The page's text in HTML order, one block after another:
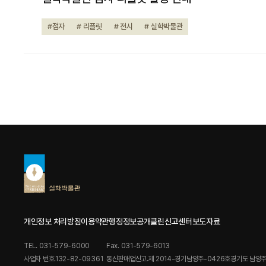
#점자 # 리플릿 # 전시 # 실학박물관
개인정보 처리방침이용약관행정정보공개클린신고센터 보도자료
TEL. 031-579-6000
Fax. 031-579-6013
사업자 번호.132-82-09361 통신판매업신고.제 2014-경기남양주-0426호경기도 남양